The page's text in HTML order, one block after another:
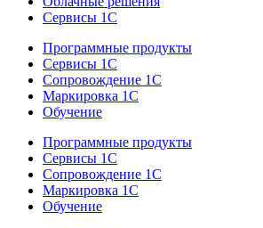
Сервисы 1С
Программные продукты
Сервисы 1С
Сопровождение 1С
Маркировка 1С
Обучение
Программные продукты
Сервисы 1С
Сопровождение 1С
Маркировка 1С
Обучение